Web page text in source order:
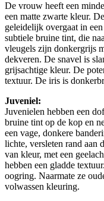
De vrouw heeft een
een matte zwarte kleur.
geleidelijk overgaat in
subtiele bruine tint, die
vleugels zijn donkergrijs
dekveren. De snavel is
grijsachtige kleur. De
textuur. De iris is
Juveniel:
Juvenielen hebben een
bruine tint op de kop en
een vage, donkere
lichte, versleten rand aan
van kleur, met een
hebben een gladde
oogring. Naarmate ze
volwassen kleuring.